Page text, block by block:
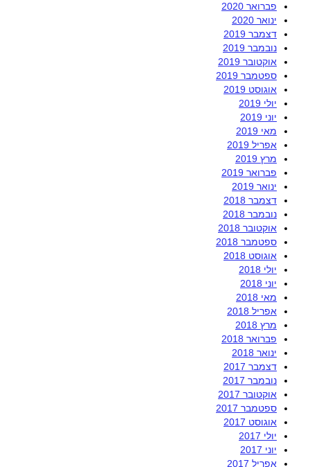
פברואר 2020
ינואר 2020
דצמבר 2019
נובמבר 2019
אוקטובר 2019
ספטמבר 2019
אוגוסט 2019
יולי 2019
יוני 2019
מאי 2019
אפריל 2019
מרץ 2019
פברואר 2019
ינואר 2019
דצמבר 2018
נובמבר 2018
אוקטובר 2018
ספטמבר 2018
אוגוסט 2018
יולי 2018
יוני 2018
מאי 2018
אפריל 2018
מרץ 2018
פברואר 2018
ינואר 2018
דצמבר 2017
נובמבר 2017
אוקטובר 2017
ספטמבר 2017
אוגוסט 2017
יולי 2017
יוני 2017
אפריל 2017